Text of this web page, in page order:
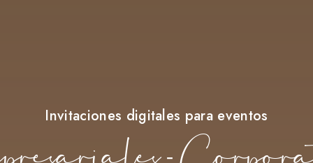
Invitaciones digitales para eventos